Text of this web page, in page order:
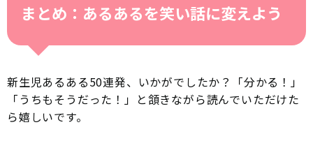
まとめ：あるあるを笑い話に変えよう
新生児あるある50連発、いかがでしたか？「分かる！」
「うちもそうだった！」と頷きながら読んでいただけた
ら嬉しいです。